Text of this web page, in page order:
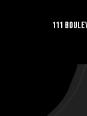
111